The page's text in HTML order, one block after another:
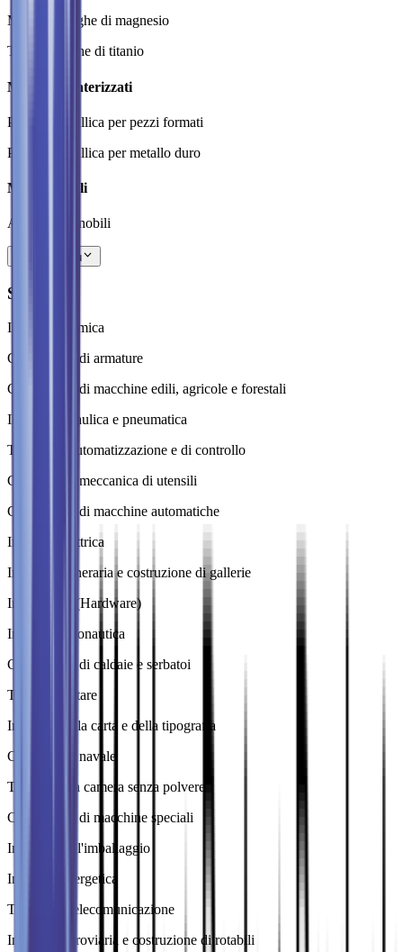
Magnesio leghe di magnesio
Titanio e leghe di titanio
Materiali sinterizzati
Polvere metallica per pezzi formati
Polvere metallica per metallo duro
Metalli nobili
Altri metalli nobili
Mostra di più
Settori
Industria chimica
Costruzione di armature
Costruzione di macchine edili, agricole e forestali
Industria idraulica e pneumatica
Tecnica di automatizzazione e di controllo
Costruzione meccanica di utensili
Costruzione di macchine automatiche
Industria elettrica
Industria mineraria e costruzione di gallerie
Informatica (Hardware)
Industria aeronautica
Costruzione di caldaie e serbatoi
Tecnica militare
Industria della carta e della tipografia
Costruzione navale
Tecnologia a camera senza polvere
Costruzione di macchine speciali
Industria dell'imballaggio
Industria energetica
Tecnica di telecomunicazione
Industria ferroviaria e costruzione di rotabili